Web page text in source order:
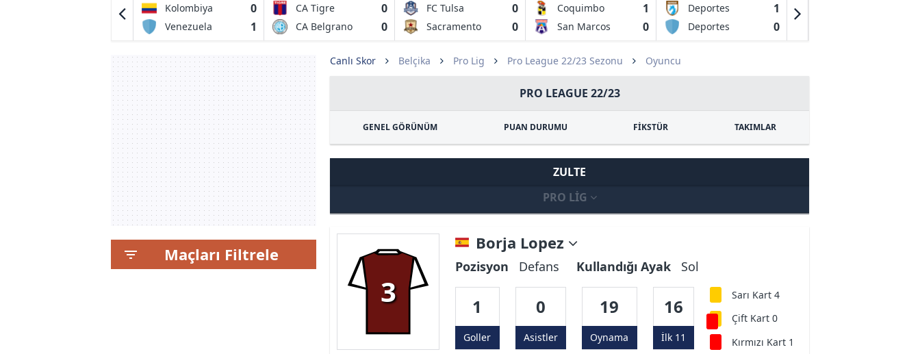
1 Kolombiya 0
Venezuela 1
CA Tigre 0
CA Belgrano
0
FC Tulsa 0
Sacramento
0
Coquimbo
Unido
1
San Marcos
0
Deportes
Iquique
1
Deportes
0
Maçları Filtrele
Canlı Skor Belçika Pro Lig Pro League 22/23 Sezonu Oyuncu
PRO LEAGUE 22/23
GENEL GÖRÜNÜM PUAN DURUMU FİKSTÜR TAKIMLAR
ZULTE
PRO LIG
3
Borja Lopez
Pozisyon Defans Kullandığı Ayak Sol
1
Goller
0
Asistler
19
Oynama
16
İlk 11
Sarı Kart 4
Çift Kart 0
Kırmızı Kart 1